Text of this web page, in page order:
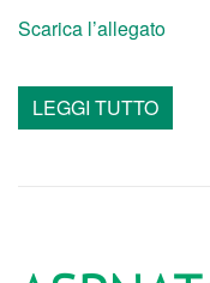
Scarica l’allegato
LEGGI TUTTO